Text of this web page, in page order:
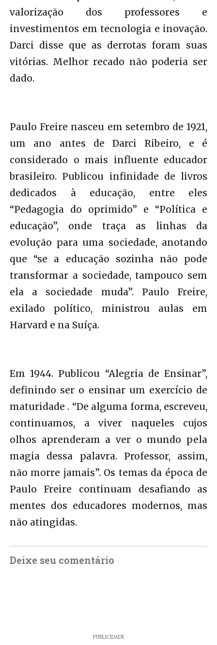
valorização dos professores e
investimentos em tecnologia e inovação.
Darci disse que as derrotas foram suas
vitórias. Melhor recado não poderia ser
dado.
Paulo Freire nasceu em setembro de 1921,
um ano antes de Darci Ribeiro, e é
considerado o mais influente educador
brasileiro. Publicou infinidade de livros
dedicados à educação, entre eles
“Pedagogia do oprimido” e “Política e
educação”, onde traça as linhas da
evolução para uma sociedade, anotando
que “se a educação sozinha não pode
transformar a sociedade, tampouco sem
ela a sociedade muda”. Paulo Freire,
exilado político, ministrou aulas em
Harvard e na Suíça.
Em 1944. Publicou “Alegria de Ensinar”,
definindo ser o ensinar um exercício de
maturidade . “De alguma forma, escreveu,
continuamos, a viver naqueles cujos
olhos aprenderam a ver o mundo pela
magia dessa palavra. Professor, assim,
não morre jamais”. Os temas da época de
Paulo Freire continuam desafiando as
mentes dos educadores modernos, mas
não atingidas.
Deixe seu comentário
PUBLICIDADE